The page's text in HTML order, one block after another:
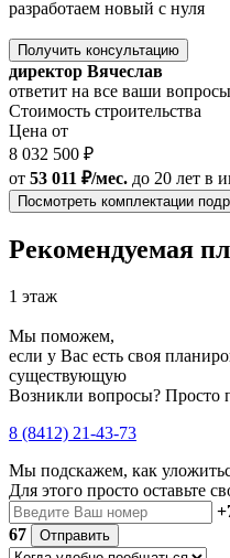
разработаем новый с нуля
Получить консультацию
директор Вячеслав
ответит на все ваши вопросы
Стоимость строительства
Цена от
8 032 500 ₽
от 53 011 ₽/мес. до 20 лет в
Посмотреть комплектации
Рекомендуемая
1 этаж
Мы поможем,
если у Вас есть своя
существующую
Возникли вопросы? Просто
8 (8412) 21-43-73
Мы подскажем, как
Для этого просто оставьте
67
Отправить